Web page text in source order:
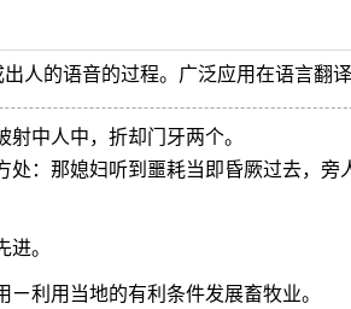
人的语音的过程。广泛应用在语言翻译
中人中，折却门牙两个。
：那媳妇听到噩耗当即昏厥过去，旁
。
利用当地的有利条件发展畜牧业。